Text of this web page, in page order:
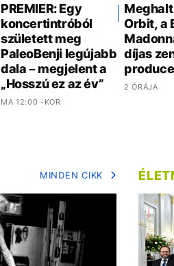
PREMIER: Egy
koncertintróból
született meg
PaleoBenji legújabb
dala – megjelent a
„Hosszú ez az év”
MA 12:00 -KOR
Orbit, a
díjas
2 ÓRÁJA
MINDEN CIKK